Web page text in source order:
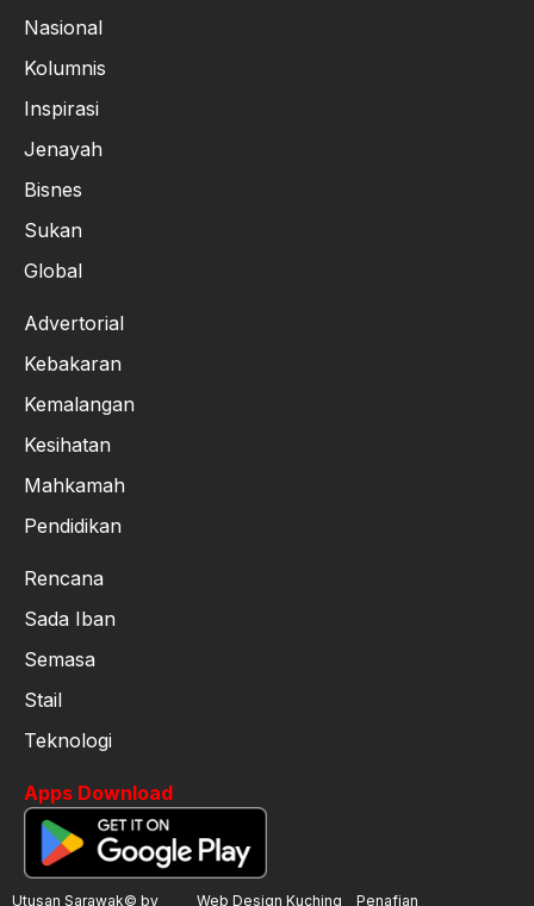
Nasional
Kolumnis
Inspirasi
Jenayah
Bisnes
Sukan
Global
Advertorial
Kebakaran
Kemalangan
Kesihatan
Mahkamah
Pendidikan
Rencana
Sada Iban
Semasa
Stail
Teknologi
Apps Download
Utusan Sarawak© by Web Design Kuching Penafian